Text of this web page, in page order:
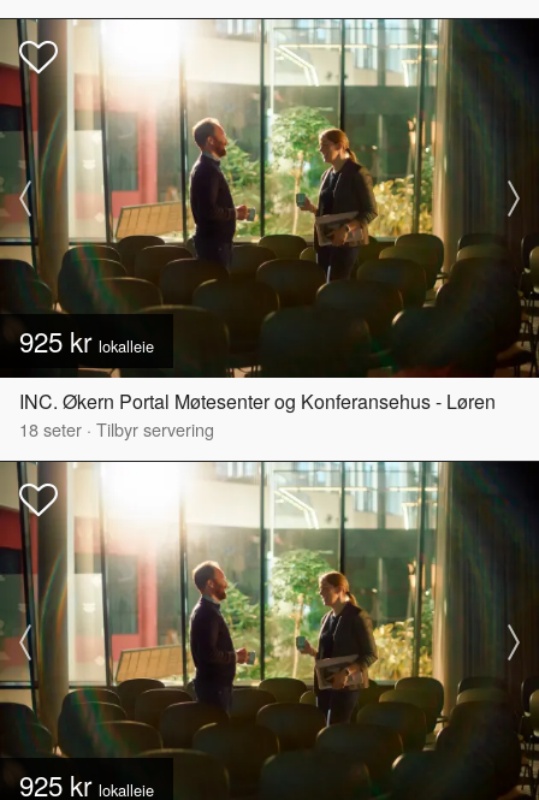
925 kr lokalleie
INC. Økern Portal Møtesenter og Konferansehus - Løren
18seter · Tilbyr servering
925 kr lokalleie